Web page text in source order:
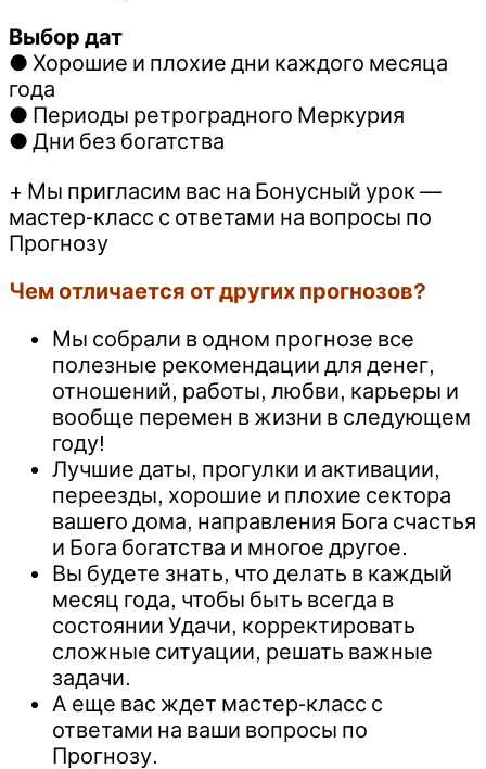
Выбор дат
● Хорошие и плохие дни каждого месяца
года
● Периоды ретроградного Меркурия
● Дни без богатства
+ Мы пригласим вас на Бонусный урок —
мастер-класс с ответами на вопросы по
Прогнозу
Чем отличается от других прогнозов?
Мы собрали в одном прогнозе все
полезные рекомендации для денег,
отношений, работы, любви, карьеры и
вообще перемен в жизни в следующем
году!
Лучшие даты, прогулки и активации,
переезды, хорошие и плохие сектора
вашего дома, направления Бога счастья
и Бога богатства и многое другое.
Вы будете знать, что делать в каждый
месяц года, чтобы быть всегда в
состоянии Удачи, корректировать
сложные ситуации, решать важные
задачи.
А еще вас ждет мастер-класс с
ответами на ваши вопросы по
Прогнозу.